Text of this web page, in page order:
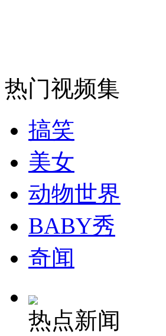
外交部：有关国家言论片面不公正
安徽一实载49人客车翻车
走！跟着总书记去植树
消防员救轻生者
纽约上演“枕头大战”
热门视频集
搞笑
美女
动物世界
BABY秀
奇闻
热点新闻